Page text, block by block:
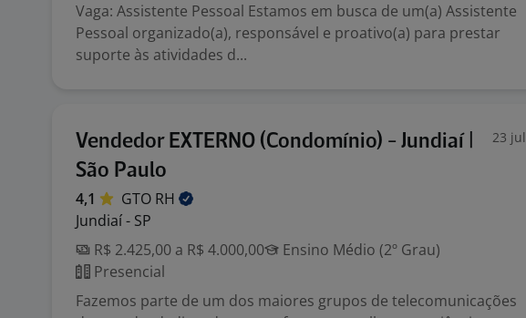
Vaga: Assistente Pessoal Estamos em busca de um(a) Assistente
Pessoal organizado(a), responsável e proativo(a) para prestar
suporte às atividades d...
Vendedor EXTERNO (Condomínio) - Jundiaí |
São Paulo
23 jul
4,1 GTO RH
Jundiaí - SP
R$ 2.425,00 a R$ 4.000,00
Ensino Médio (2º Grau)
Presencial
Fazemos parte de um dos maiores grupos de telecomunicações